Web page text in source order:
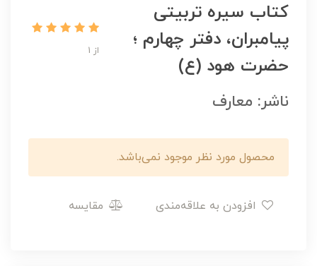
کتاب سیره تربیتی
پیامبران، دفتر چهارم ؛
حضرت هود (ع)
از 1
ناشر: معارف
محصول مورد نظر موجود نمی‌باشد.
مقایسه